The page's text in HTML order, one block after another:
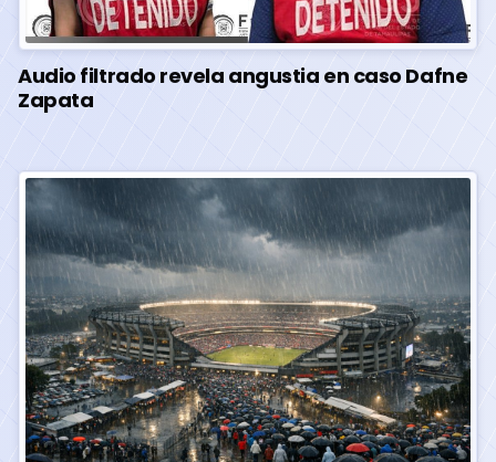
Audio filtrado revela angustia en caso Dafne
Zapata